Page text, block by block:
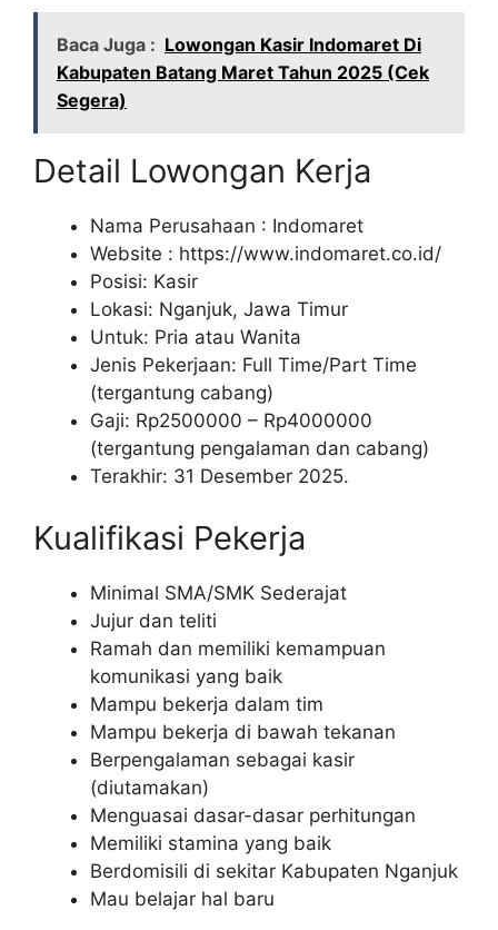
Baca Juga : Lowongan Kasir Indomaret Di
Kabupaten Batang Maret Tahun 2025 (Cek
Segera)
Detail Lowongan Kerja
Nama Perusahaan : Indomaret
Website : https://www.indomaret.co.id/
Posisi: Kasir
Lokasi: Nganjuk, Jawa Timur
Untuk: Pria atau Wanita
Jenis Pekerjaan: Full Time/Part Time
(tergantung cabang)
Gaji: Rp2500000 – Rp4000000
(tergantung pengalaman dan cabang)
Terakhir: 31 Desember 2025.
Kualifikasi Pekerja
Minimal SMA/SMK Sederajat
Jujur dan teliti
Ramah dan memiliki kemampuan
komunikasi yang baik
Mampu bekerja dalam tim
Mampu bekerja di bawah tekanan
Berpengalaman sebagai kasir
(diutamakan)
Menguasai dasar-dasar perhitungan
Memiliki stamina yang baik
Berdomisili di sekitar Kabupaten Nganjuk
Mau belajar hal baru